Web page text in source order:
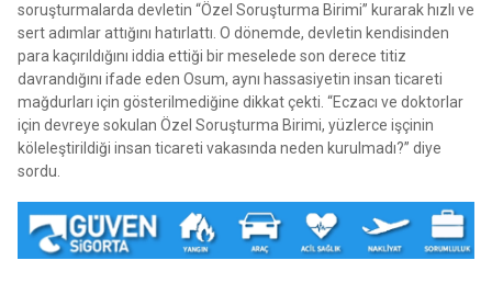
soruşturmalarda devletin “Özel Soruşturma Birimi” kurarak hızlı ve
sert adımlar attığını hatırlattı. O dönemde, devletin kendisinden
para kaçırıldığını iddia ettiği bir meselede son derece titiz
davrandığını ifade eden Osum, aynı hassasiyetin insan ticareti
mağdurları için gösterilmediğine dikkat çekti. “Eczacı ve doktorlar
için devreye sokulan Özel Soruşturma Birimi, yüzlerce işçinin
köleleştirildiği insan ticareti vakasında neden kurulmadı?” diye
sordu.